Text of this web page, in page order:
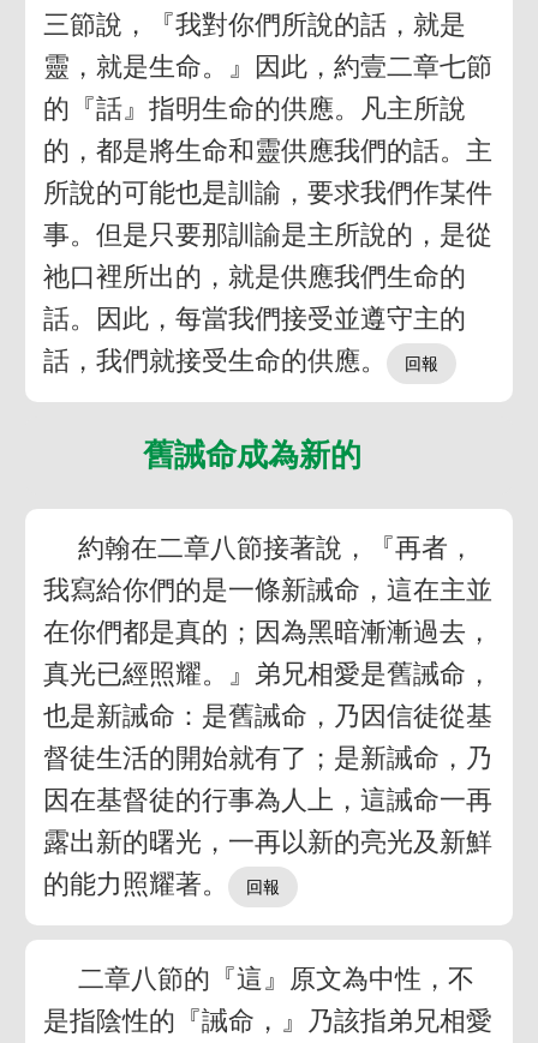
三節說，『我對你們所說的話，就是
靈，就是生命。』因此，約壹二章七節
的『話』指明生命的供應。凡主所說
的，都是將生命和靈供應我們的話。主
所說的可能也是訓諭，要求我們作某件
事。但是只要那訓諭是主所說的，是從
祂口裡所出的，就是供應我們生命的
話。因此，每當我們接受並遵守主的
話，我們就接受生命的供應。
舊誡命成為新的
約翰在二章八節接著說，『再者，
我寫給你們的是一條新誡命，這在主並
在你們都是真的；因為黑暗漸漸過去，
真光已經照耀。』弟兄相愛是舊誡命，
也是新誡命：是舊誡命，乃因信徒從基
督徒生活的開始就有了；是新誡命，乃
因在基督徒的行事為人上，這誡命一再
露出新的曙光，一再以新的亮光及新鮮
的能力照耀著。
二章八節的『這』原文為中性，不
是指陰性的『誡命，』乃該指弟兄相愛